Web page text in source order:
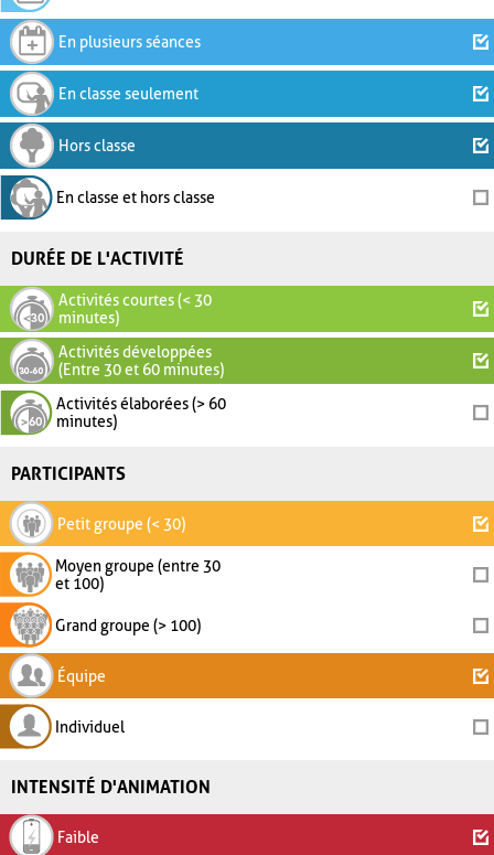
En plusieurs séances
En classe seulement
Hors classe
En classe et hors classe
DURÉE DE L'ACTIVITÉ
Activités courtes (< 30
minutes)
Activités développées
(Entre 30 et 60 minutes)
Activités élaborées (> 60
minutes)
PARTICIPANTS
Petit groupe (< 30)
Moyen groupe (entre 30
et 100)
Grand groupe (> 100)
Équipe
Individuel
INTENSITÉ D'ANIMATION
Faible